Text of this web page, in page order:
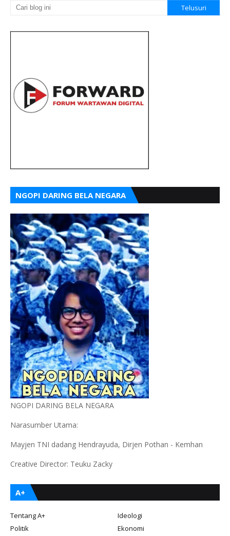
NGOPI DARING BELA NEGARA
NGOPI DARING BELA NEGARA
Narasumber Utama:
Mayjen TNI dadang Hendrayuda, Dirjen Pothan - Kemhan
Creative Director: Teuku Zacky
A+
Tentang A+
Ideologi
Politik
Ekonomi